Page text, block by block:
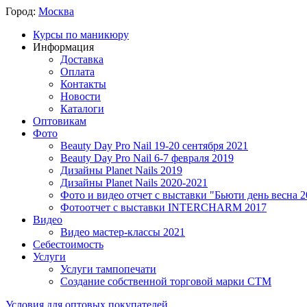
Город: Москва
Курсы по маникюру
Информация
Доставка
Оплата
Контакты
Новости
Каталоги
Оптовикам
Фото
Beauty Day Pro Nail 19-20 сентября 2021
Beauty Day Pro Nail 6-7 февраля 2019
Дизайны Planet Nails 2019
Дизайны Planet Nails 2020-2021
Фото и видео отчет с выставки "Бьюти день весна
Фотоотчет с выставки INTERCHARM 2017
Видео
Видео мастер-классы 2021
Себестоимость
Услуги
Услуги тампопечати
Создание собственной торговой марки СТМ
Условия для оптовых покупателей